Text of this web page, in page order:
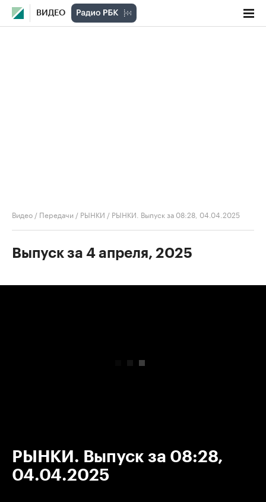
ВИДЕО
Видео / Передачи / РЫНКИ / РЫНКИ. Выпуск за 08:28, 04.04.2025
Выпуск за 4 апреля, 2025
РЫНКИ. Выпуск за 08:28,
04.04.2025